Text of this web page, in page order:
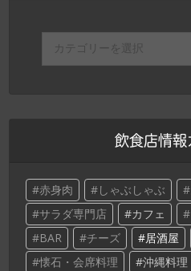
飲食店情報
赤身肉 しゃぶしゃぶ
サラダ専門店
カフェ
BAR
チーズ 居酒屋
懐石・会席料理
沖縄料理